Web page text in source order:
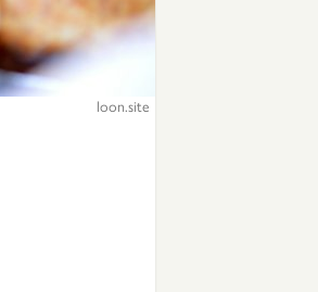
loon.site